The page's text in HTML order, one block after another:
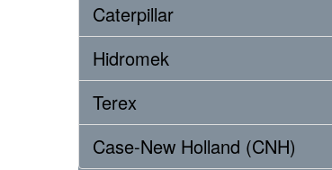
Caterpillar
Hidromek
Terex
Case-New Holland (CNH)